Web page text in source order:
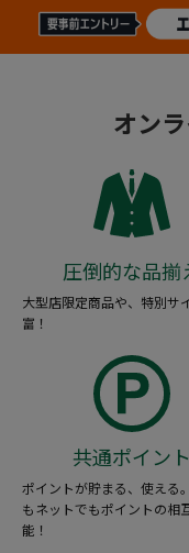
オン
圧倒的な品揃
大型店限定商品や、特別サ
富！
共通ポイント
ポイントが貯まる、使える
もネットでもポイントの相
能！